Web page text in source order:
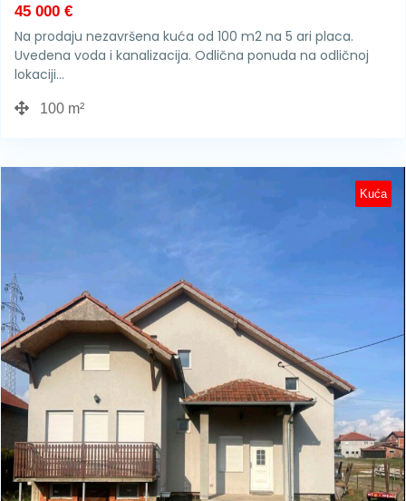
45 000 €
Na prodaju nezavršena kuća od 100 m2 na 5 ari placa.
Uvedena voda i kanalizacija. Odlična ponuda na odličnoj
lokaciji…
100 m²
Kuća